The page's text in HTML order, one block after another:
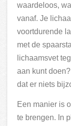
waardeloos,
vanaf. Je
voortdurende
met de
lichaamsvet
aan kunt
dat er niets
Een manier is
te brengen. In